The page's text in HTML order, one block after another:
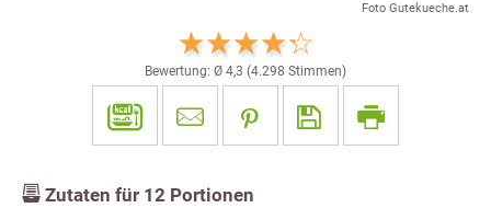
Foto Gutekueche.at
Bewertung: Ø 4,3 (4.298 Stimmen)
Zutaten für 12 Portionen